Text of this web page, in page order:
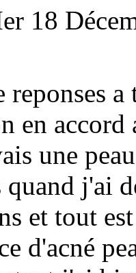
18
reponses a
en accord
une
quand j'ai
et tout
d'acné